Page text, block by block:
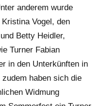
anderem wurde
Vogel, den
Betty Heidler,
Turner Fabian
in den Unterkünften in
haben sich die
Widmung